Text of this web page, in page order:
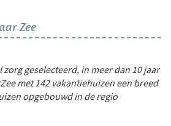
Zee
geselecteerd, in meer dan 10 jaar
met 142 vakantiehuizen een breed
opgebouwd in de regio